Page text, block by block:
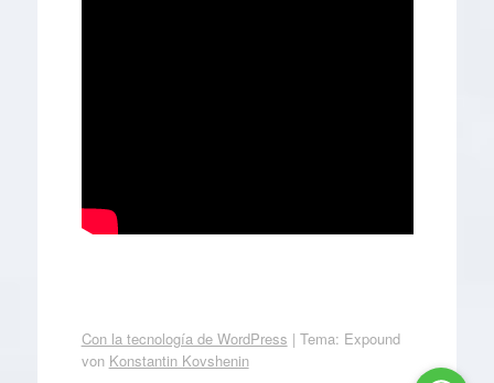
Con la tecnología de WordPress | Tema: Expound
von Konstantin Kovshenin